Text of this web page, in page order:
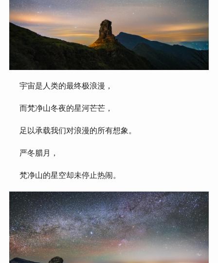
宇宙是人类的最终极浪漫，
而梵净山冬夜的星河芒芒，
足以承载我们对浪漫的所有想象。
严冬腊月，
梵净山的星空却未停止热闹。